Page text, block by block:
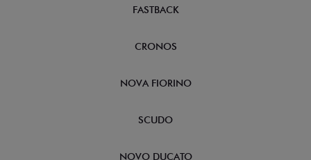
FASTBACK
CRONOS
NOVA FIORINO
SCUDO
NOVO DUCATO